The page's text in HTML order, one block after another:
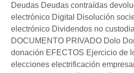
Deudas Deudas contraídas
electrónico Digital Disolución
electrónico Dividendos no
DOCUMENTO PRIVADO Dolo
donación EFECTOS Ejercicio de
elecciones electrificación